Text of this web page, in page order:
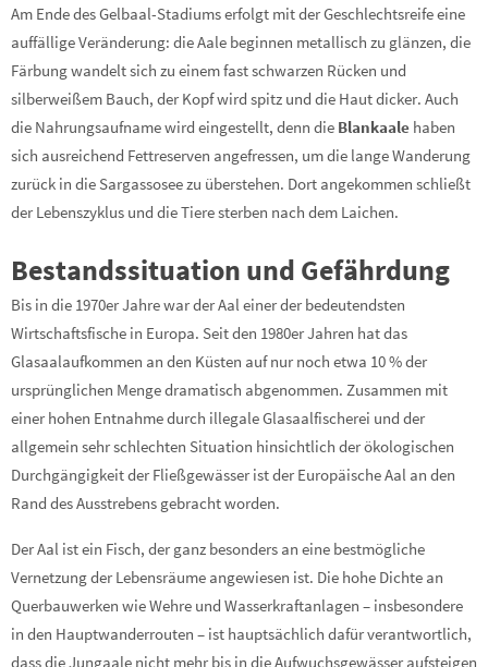
Am Ende des Gelbaal-Stadiums erfolgt mit der Geschlechtsreife eine
auffällige Veränderung: die Aale beginnen metallisch zu glänzen, die
Färbung wandelt sich zu einem fast schwarzen Rücken und
silberweißem Bauch, der Kopf wird spitz und die Haut dicker. Auch
die Nahrungsaufname wird eingestellt, denn die Blankaale haben
sich ausreichend Fettreserven angefressen, um die lange Wanderung
zurück in die Sargassosee zu überstehen. Dort angekommen schließt
der Lebenszyklus und die Tiere sterben nach dem Laichen.
Bestandssituation und Gefährdung
Bis in die 1970er Jahre war der Aal einer der bedeutendsten
Wirtschaftsfische in Europa. Seit den 1980er Jahren hat das
Glasaalaufkommen an den Küsten auf nur noch etwa 10 % der
ursprünglichen Menge dramatisch abgenommen. Zusammen mit
einer hohen Entnahme durch illegale Glasaalfischerei und der
allgemein sehr schlechten Situation hinsichtlich der ökologischen
Durchgängigkeit der Fließgewässer ist der Europäische Aal an den
Rand des Ausstrebens gebracht worden.
Der Aal ist ein Fisch, der ganz besonders an eine bestmögliche
Vernetzung der Lebensräume angewiesen ist. Die hohe Dichte an
Querbauwerken wie Wehre und Wasserkraftanlagen – insbesondere
in den Hauptwanderrouten – ist hauptsächlich dafür verantwortlich,
dass die Jungaale nicht mehr bis in die Aufwuchsgewässer aufsteigen